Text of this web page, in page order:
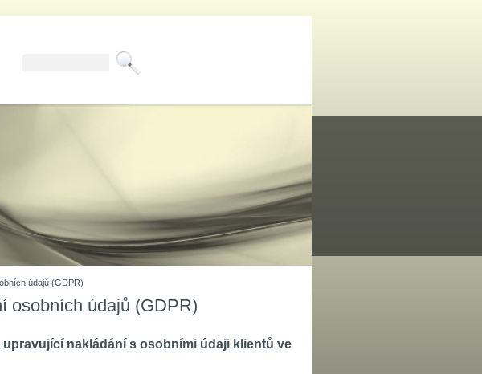
údajů (GDPR)
osobních údajů (GDPR)
upravující nakládání s osobními údaji klientů ve